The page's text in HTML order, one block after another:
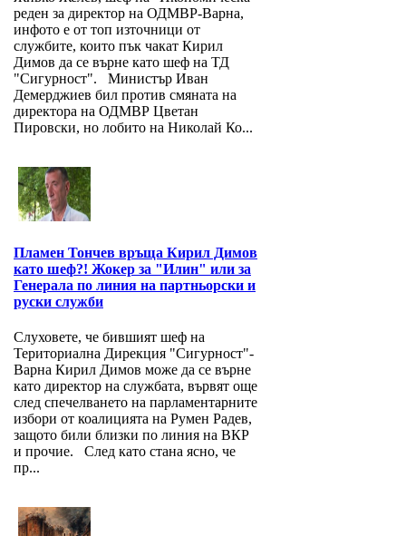
реден за директор на ОДМВР-Варна,
инфото е от топ източници от
службите, които пък чакат Кирил
Димов да се върне като шеф на ТД
"Сигурност". Министър Иван
Демерджиев бил против смяната на
директора на ОДМВР Цветан
Пировски, но лобито на Николай Ко...
Пламен Тончев връща Кирил Димов
като шеф?! Жокер за "Илин" или за
Генерала по линия на партньорски и
руски служби
Слуховете, че бившият шеф на
Териториална Дирекция "Сигурност"-
Варна Кирил Димов може да се върне
като директор на службата, вървят още
след спечелването на парламентарните
избори от коалицията на Румен Радев,
защото били близки по линия на ВКР
и прочие. След като стана ясно, че
пр...